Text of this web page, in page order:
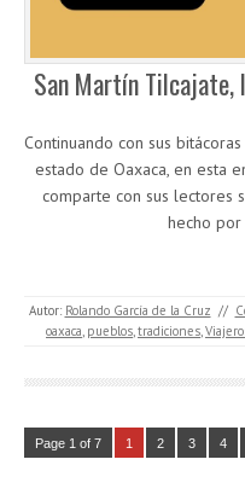
San Martín Tilcajate,
Continuando con sus
estado de Oaxaca, en esta
comparte con sus lectores
hecho
Autor: Rolando García de la Cruz //
oaxaca, pueblos,tradiciones,
Page 1 of 7 1 2 3 4